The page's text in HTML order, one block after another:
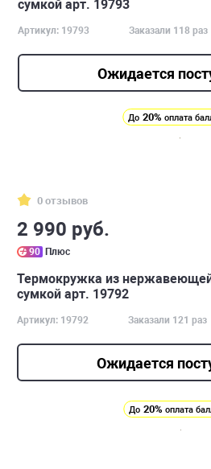
сумкой арт. 19793
Артикул: 19793 Заказали 118 раз
Ожидается
До 20% оплата
0 отзывов
2 990 руб.
90 Плюс
Термокружка из
сумкой арт. 19792
Артикул: 19792 Заказали 121 раз
Ожидается
До 20% оплата